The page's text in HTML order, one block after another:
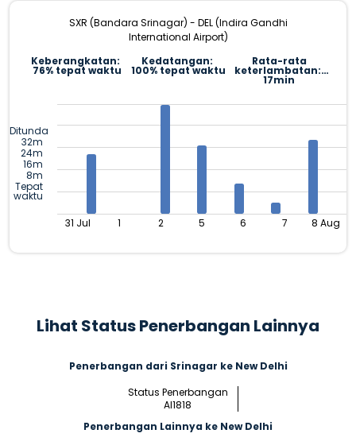
SXR (Bandara Srinagar) - DEL (Indira Gandhi
International Airport)
Keberangkatan:
76% tepat waktu
Kedatangan:
100% tepat waktu
Rata-rata
keterlambatan:
17min
Ditunda
32m
24m
16m
8m
Tepat
waktu
31 Jul 1 2 5 6 7 8 Aug
Lihat Status Penerbangan Lainnya
Penerbangan dari Srinagar ke New Delhi
Status Penerbangan
AI1818
Penerbangan Lainnya ke New Delhi